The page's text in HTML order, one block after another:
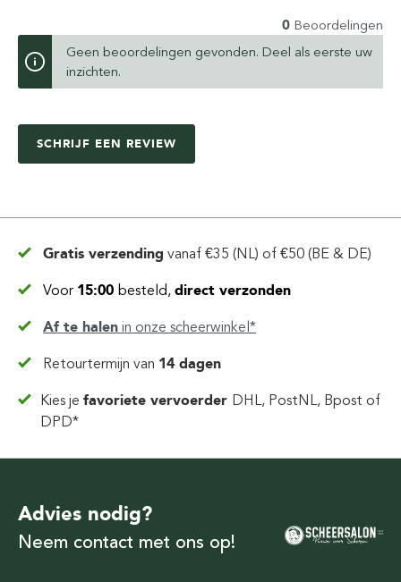
0 Beoordelingen
Geen beoordelingen gevonden. Deel als eerste uw
inzichten.
SCHRIJF EEN REVIEW
Gratis verzending vanaf €35 (NL) of €50 (BE & DE)
Voor 15:00 besteld, direct verzonden
Af te halen in onze scheerwinkel*
Retourtermijn van 14 dagen
Kies jefavoriete vervoerder DHL, PostNL, Bpost of
DPD*
Advies nodig?
Neem contact met ons op!